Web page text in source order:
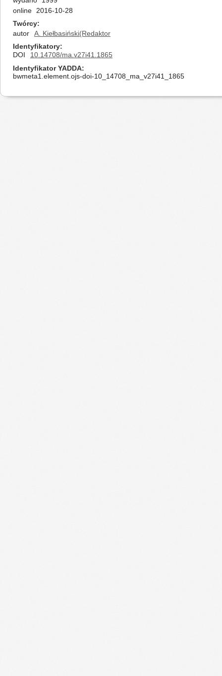
online
2016-10-28
Twórcy
autor
A. Kiełbasiński(Redaktor
Identyfikatory
DOI
10.14708/ma.v27i41.1865
Identyfikator YADDA
bwmeta1.element.ojs-doi-10_14708_ma_v27i41_1865